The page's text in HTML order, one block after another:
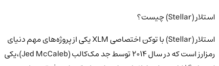
استلار (Stellar) چیست؟
استلار (Stellar) با توکن اختصاصی
XLM
یکی از پروژه‌های مهم دنیای
رمزارز است که در سال ۲۰۱۴ توسط جد مک‌کالب (Jed McCaleb)،یکی